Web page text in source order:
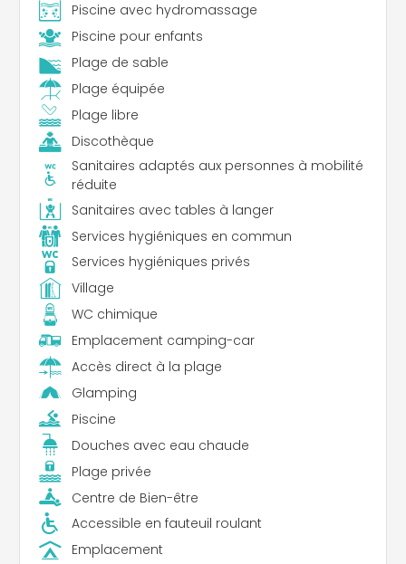
Piscine avec hydromassage
Piscine pour enfants
Plage de sable
Plage équipée
Plage libre
Discothèque
Sanitaires adaptés aux personnes à mobilité
réduite
Sanitaires avec tables à langer
Services hygiéniques en commun
Services hygiéniques privés
Village
WC chimique
Emplacement camping-car
Accès direct à la plage
Glamping
Piscine
Douches avec eau chaude
Plage privée
Centre de Bien-être
Accessible en fauteuil roulant
Emplacement